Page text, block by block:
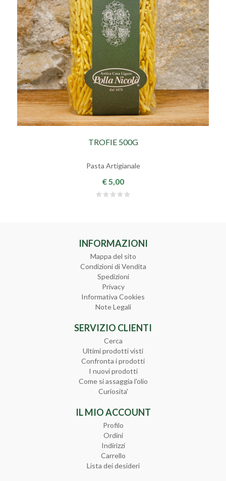
TROFIE 500G
Pasta Artigianale
€ 5,00
INFORMAZIONI
Mappa del sito
Condizioni di Vendita
Spedizioni
Privacy
Informativa Cookies
Note Legali
SERVIZIO CLIENTI
Cerca
Ultimi prodotti visti
Confronta i prodotti
I nuovi prodotti
Come si assaggia l'olio
Curiosita'
IL MIO ACCOUNT
Profilo
Ordini
Indirizzi
Carrello
Lista dei desideri